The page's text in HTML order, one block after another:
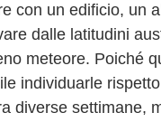
con un edificio, un
dalle latitudini
meteore. Poiché
individuarle
diverse settimane,